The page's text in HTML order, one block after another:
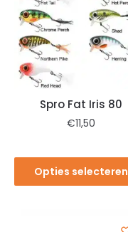
Spro Fat Iris 80
€11,50
Opties selecteren